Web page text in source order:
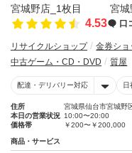
4.53 口
リサイクルショップ 金券シ
中古ゲーム・CD・DVD
質屋
配達・デリバリー対応 日
住所
宮城県仙台市宮城野
本日の営業状況 10:00〜20:00
価格帯
￥200〜￥200,000
商品・サービス